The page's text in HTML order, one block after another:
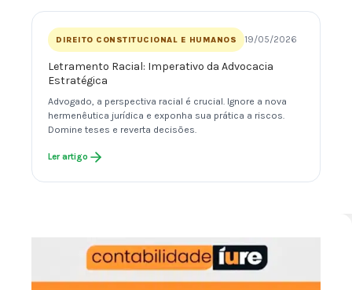
DIREITO CONSTITUCIONAL E HUMANOS 19/05/2026
Letramento Racial: Imperativo da Advocacia
Estratégica
Advogado, a perspectiva racial é crucial. Ignore a nova
hermenêutica jurídica e exponha sua prática a riscos.
Domine teses e reverta decisões.
Ler artigo